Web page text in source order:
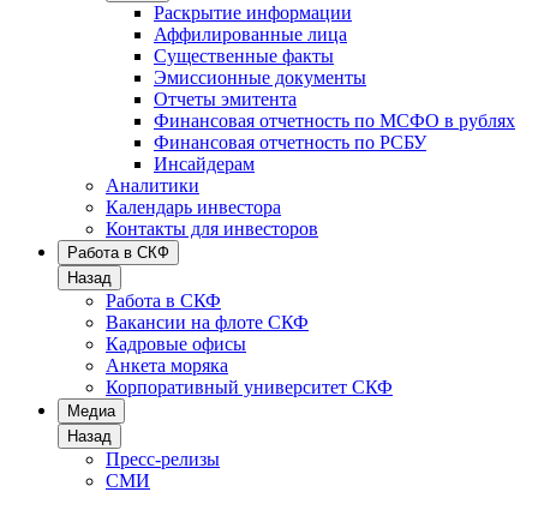
Раскрытие информации
Аффилированные лица
Существенные факты
Эмиссионные документы
Отчеты эмитента
Финансовая отчетность по МСФО в рублях
Финансовая отчетность по РСБУ
Инсайдерам
Аналитики
Календарь инвестора
Контакты для инвесторов
Работа в СКФ
Назад
Работа в СКФ
Вакансии на флоте СКФ
Кадровые офисы
Анкета моряка
Корпоративный университет СКФ
Медиа
Назад
Пресс-релизы
СМИ